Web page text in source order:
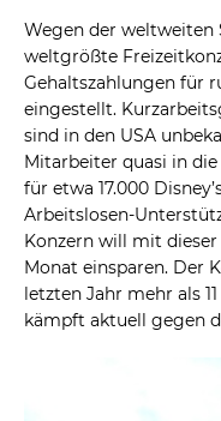
Wegen der weltweiten
weltgrößte
Gehaltszahlungen für
eingestellt.
sind in den USA
Mitarbeiter quasi in
für etwa 17.000
Arbeitslosen-
Konzern will mit
Monat einsparen. Der
letzten Jahr mehr als
kämpft aktuell gegen